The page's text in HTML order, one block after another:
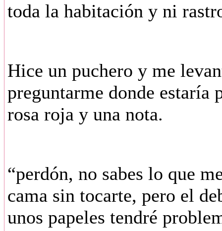
toda la habitación y ni
Hice un puchero y me
preguntarme donde estaría
rosa roja y una nota.
“perdón, no sabes lo que
cama sin tocarte, pero el
unos papeles tendré